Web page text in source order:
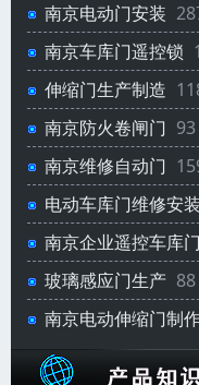
南京电动门安装
南京车库门遥控锁
伸缩门生产制造
南京防火卷闸门 93
南京维修自动门
电动车库门维修安装
南京企业遥控车库门
玻璃感应门生产 88
南京电动伸缩门制